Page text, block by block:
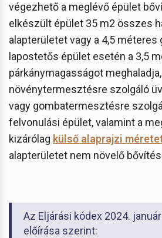
végezhető a meglévő épület
elkészült épület 35 m2 összes
alapterületet vagy a 4,5
lapostetős épület esetén a 3,5
párkánymagasságot
növénytermesztésre szolgáló
vagy gombatermesztésre
felvonulási épület, valamint a
kizárólag külső alaprajzi
alapterületet nem növelő
Az Eljárási kódex 2024.
előírása szerint: